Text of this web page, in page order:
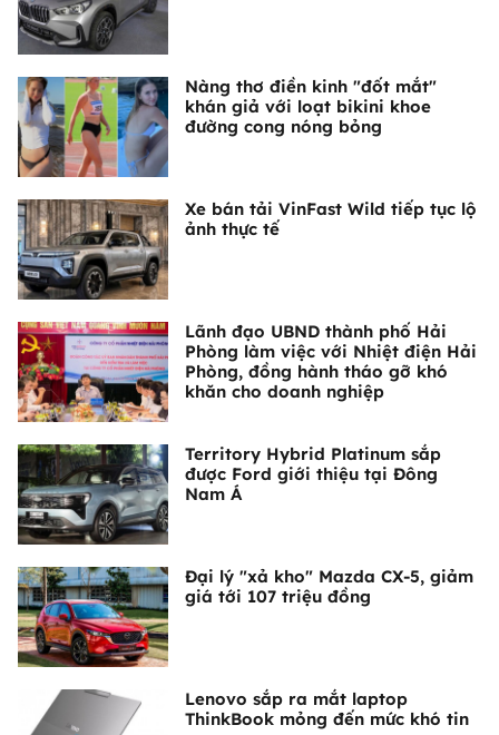
Nàng thơ điền kinh "đốt mắt"
khán giả với loạt bikini khoe
đường cong nóng bỏng
Xe bán tải VinFast Wild tiếp tục lộ
ảnh thực tế
Lãnh đạo UBND thành phố Hải
Phòng làm việc với Nhiệt điện Hải
Phòng, đồng hành tháo gỡ khó
khăn cho doanh nghiệp
Territory Hybrid Platinum sắp
được Ford giới thiệu tại Đông
Nam Á
Đại lý "xả kho" Mazda CX-5, giảm
giá tới 107 triệu đồng
Lenovo sắp ra mắt laptop
ThinkBook mỏng đến mức khó tin